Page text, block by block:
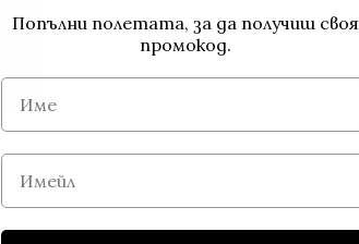
Попълни полетата, за да получиш своя
промокод.
Име
Имейл